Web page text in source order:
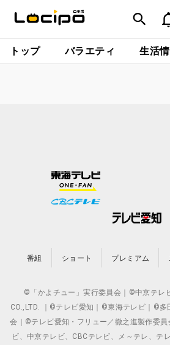
トップ バラエティ 生活
番組 ショート プレミアム
©「かよチュー」実行委員会｜©中京テレ
CO.,LTD. ｜©テレビ愛知｜©東海テレビ｜©多
会｜©テレビ愛知・フリュー／徹之進製作委
ビ、中京テレビ、CBCテレビ、メ～テレ、テ